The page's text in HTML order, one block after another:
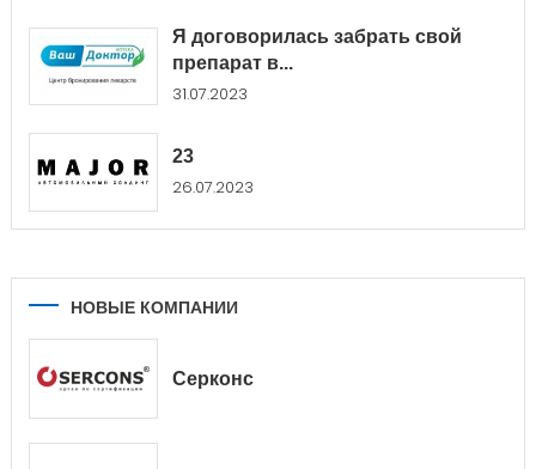
Я договорилась забрать свой
препарат в...
31.07.2023
23
26.07.2023
НОВЫЕ КОМПАНИИ
Серконс